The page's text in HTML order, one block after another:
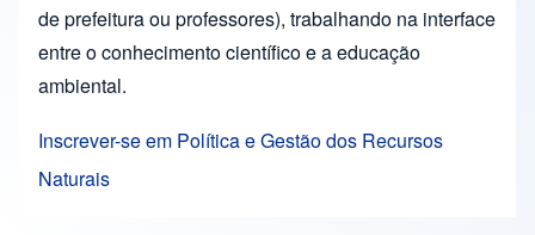
de prefeitura ou professores), trabalhando na interface
entre o conhecimento científico e a educação
ambiental.
Inscrever-se em Política e Gestão dos Recursos
Naturais